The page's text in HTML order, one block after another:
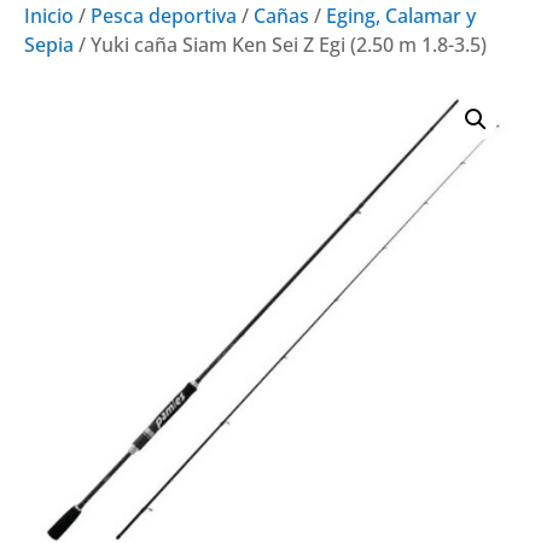
Inicio / Pesca deportiva / Cañas / Eging, Calamar y
Sepia / Yuki caña Siam Ken Sei Z Egi (2.50 m 1.8-3.5)